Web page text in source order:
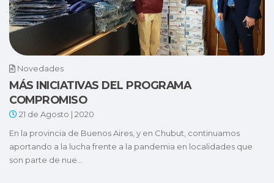
Novedades
MÁS INICIATIVAS DEL PROGRAMA
COMPROMISO
21 de Agosto | 2020
En la provincia de Buenos Aires, y en Chubut, continuamos
aportando a la lucha frente a la pandemia en localidades que
son parte de nue...